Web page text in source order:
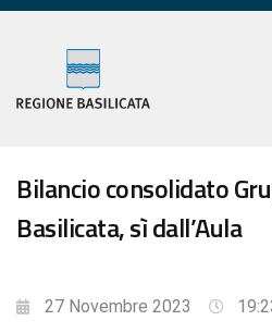
Bilancio consolidato
Basilicata, sì dall’Aula
27 Novembre 2023